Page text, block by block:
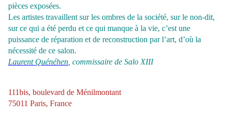
pièces exposées.
Les artistes travaillent sur les ombres de la société, sur le non-dit,
sur ce qui a été perdu et ce qui manque à la vie, c’est une
puissance de réparation et de reconstruction par l’art, d’où la
nécessité de ce salon.
Laurent Quénéhen , commissaire de Salo XIII
111bis, boulevard de Ménilmontant
75011 Paris, France